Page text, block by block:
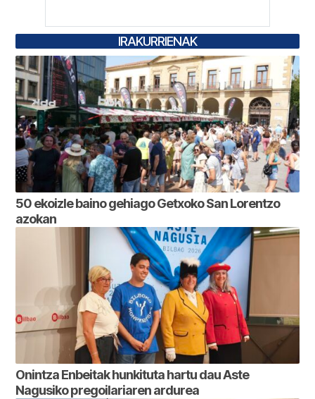
IRAKURRIENAK
50 ekoizle baino gehiago Getxoko San Lorentzo
azokan
Onintza Enbeitak hunkituta hartu dau Aste
Nagusiko pregoilariaren ardurea